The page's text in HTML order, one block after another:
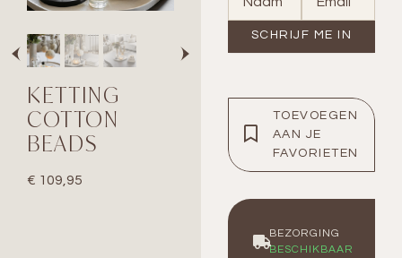
KETTING
COTTON
BEADS
€ 109,95
TOEVOEGEN
AAN JE
FAVORIETEN
BEZORGING
BESCHIKBAAR